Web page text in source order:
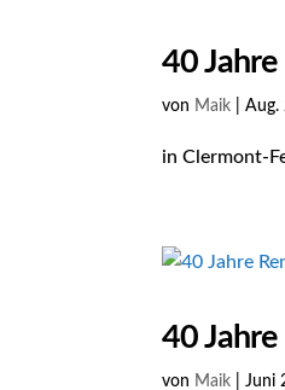
40
von Maik |Aug.
in Clermont-
40
von Maik |Juni